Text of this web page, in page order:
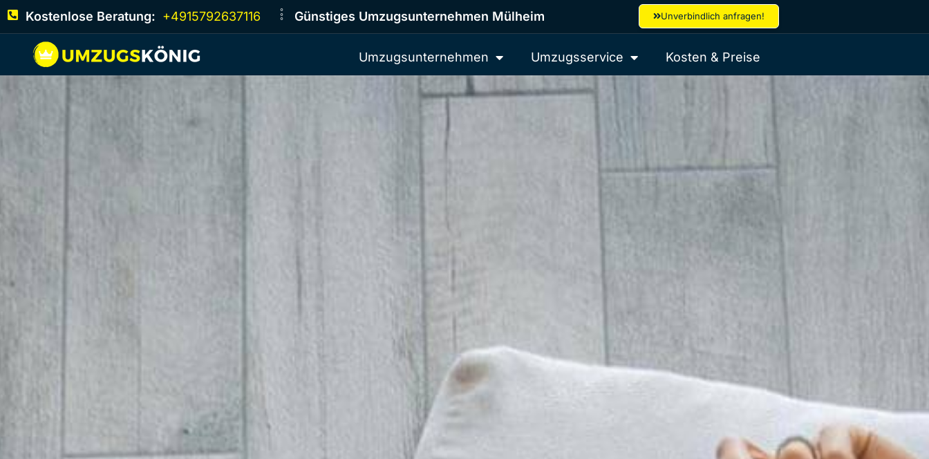
Kostenlose Beratung: +4915792637116 Günstiges Umzugsunternehmen Mülheim Unverbindlich anfragen!
Umzugsunternehmen Umzugsservice Kosten & Preise